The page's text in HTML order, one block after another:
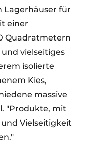
Lagerhäuser für
einer
Quadratmetern
vielseitiges
isolierte
Kies,
massive
"Produkte, mit
Vielseitigkeit